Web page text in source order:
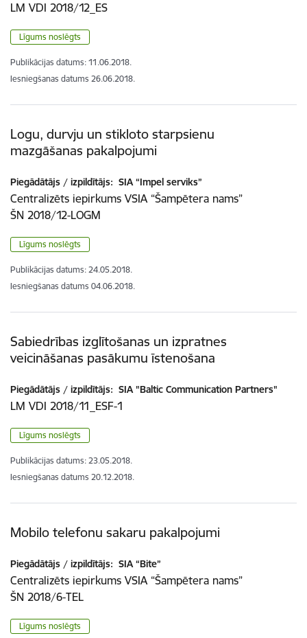
LM VDI 2018/12_ES
Līgums noslēgts
Publikācijas datums: 11.06.2018.
Iesniegšanas datums 26.06.2018.
Logu, durvju un stikloto starpsienu
mazgāšanas pakalpojumi
Piegādātājs / izpildītājs: SIA “Impel serviks”
Centralizēts iepirkums VSIA “Šampētera nams”
ŠN 2018/12-LOGM
Līgums noslēgts
Publikācijas datums: 24.05.2018.
Iesniegšanas datums 04.06.2018.
Sabiedrības izglītošanas un izpratnes
veicināšanas pasākumu īstenošana
Piegādātājs / izpildītājs: SIA "Baltic Communication Partners"
LM VDI 2018/11_ESF-1
Līgums noslēgts
Publikācijas datums: 23.05.2018.
Iesniegšanas datums 20.12.2018.
Mobilo telefonu sakaru pakalpojumi
Piegādātājs / izpildītājs: SIA “Bite”
Centralizēts iepirkums VSIA “Šampētera nams”
ŠN 2018/6-TEL
Līgums noslēgts